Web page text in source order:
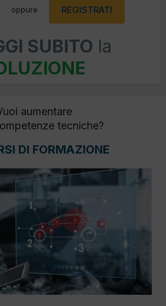
oppure REGISTRATI
SUBITO la
aumentare
tecniche?
DI FORMAZIONE